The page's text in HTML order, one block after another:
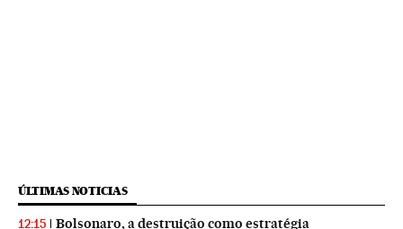
ÚLTIMAS NOTICIAS
12:15 Bolsonaro, a destruição como estratégia